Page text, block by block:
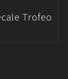
Trofeo